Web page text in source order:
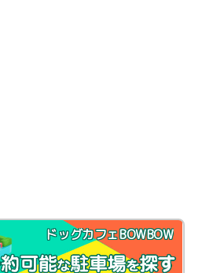
ドッグカフェBOWBOW